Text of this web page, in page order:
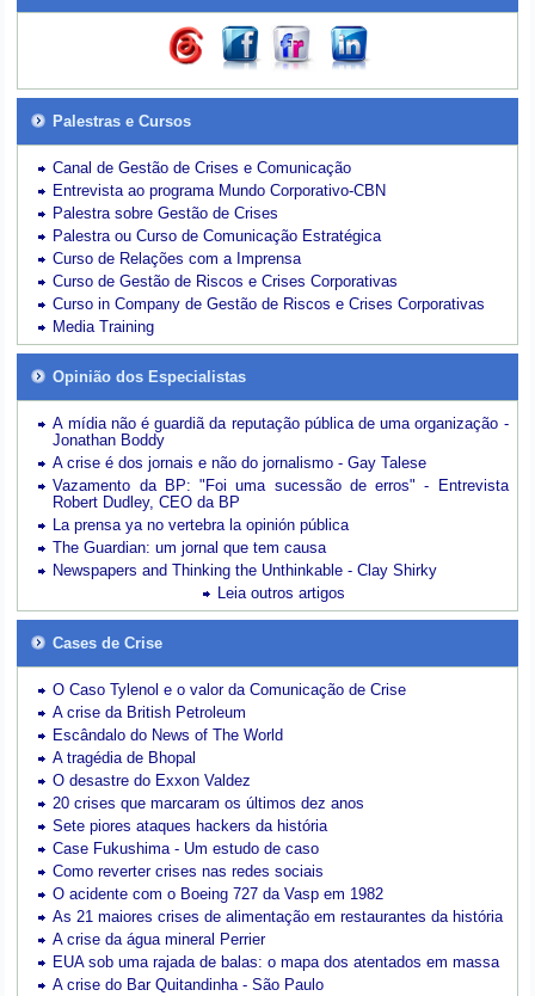
Palestras e Cursos
Canal de Gestão de Crises e Comunicação
Entrevista ao programa Mundo Corporativo-CBN
Palestra sobre Gestão de Crises
Palestra ou Curso de Comunicação Estratégica
Curso de Relações com a Imprensa
Curso de Gestão de Riscos e Crises Corporativas
Curso in Company de Gestão de Riscos e Crises Corporativas
Media Training
Opinião dos Especialistas
A mídia não é guardiã da reputação pública de uma organização -
Jonathan Boddy
A crise é dos jornais e não do jornalismo - Gay Talese
Vazamento da BP: "Foi uma sucessão de erros" - Entrevista
Robert Dudley, CEO da BP
La prensa ya no vertebra la opinión pública
The Guardian: um jornal que tem causa
Newspapers and Thinking the Unthinkable - Clay Shirky
Leia outros artigos
Cases de Crise
O Caso Tylenol e o valor da Comunicação de Crise
A crise da British Petroleum
Escândalo do News of The World
A tragédia de Bhopal
O desastre do Exxon Valdez
20 crises que marcaram os últimos dez anos
Sete piores ataques hackers da história
Case Fukushima - Um estudo de caso
Como reverter crises nas redes sociais
O acidente com o Boeing 727 da Vasp em 1982
As 21 maiores crises de alimentação em restaurantes da história
A crise da água mineral Perrier
EUA sob uma rajada de balas: o mapa dos atentados em massa
A crise do Bar Quitandinha - São Paulo